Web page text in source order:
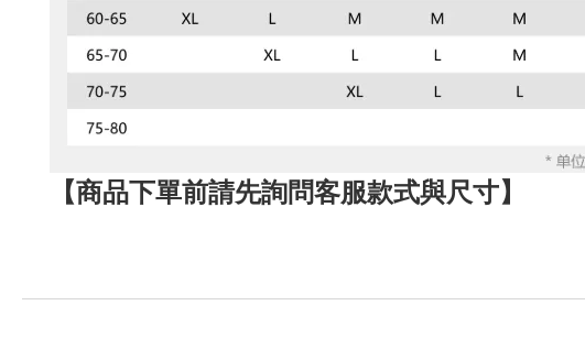
【商品下單前請先詢問客服款式與尺寸】